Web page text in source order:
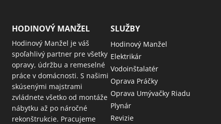
HODINOVÝ MANŽEL
Hodinový Manžel je váš
spoľahlivý partner pre všetky
opravy, údržbu a remeselné
práce v domácnosti. S našimi
skúsenými majstrami
zvládnete všetko od montáže
nábytku až po náročné
rekonštrukcie. Pracujeme
SLUŽBY
Hodinový Manžel
Elektrikár
Vodoinštalatér
Oprava Práčky
Oprava Umývačky Riadu
Plynár
Revizie